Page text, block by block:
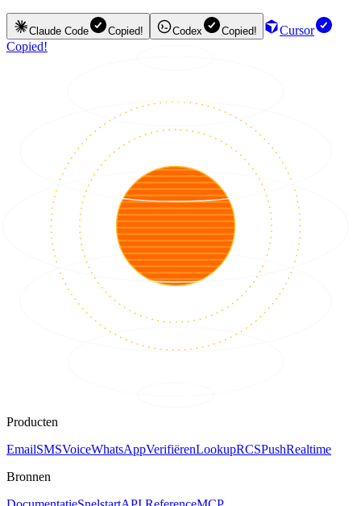
Claude Code Copied! Codex Copied!
Cursor
Copied!
Producten
EmailSMSVoiceWhatsAppVerifiërenLookupRCSPushRealtime
Bronnen